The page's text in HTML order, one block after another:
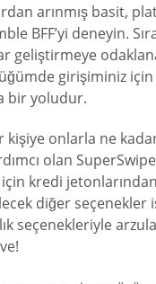
arınmış basit,
BFF’yi deneyin.
geliştirmeye
girişiminiz
bir yoludur.
kişiye onlarla ne
olan
kredi
diğer seçenekler
seçenekleriyle